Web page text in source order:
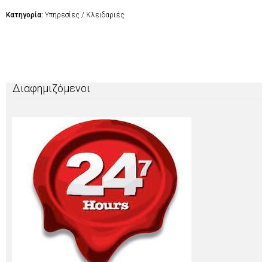
Κατηγορία: Υπηρεσίες / Κλειδαριές
Διαφημιζόμενοι